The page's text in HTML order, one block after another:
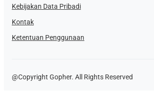
Kebijakan Data Pribadi
Kontak
Ketentuan Penggunaan
@Copyright Gopher. All Rights Reserved